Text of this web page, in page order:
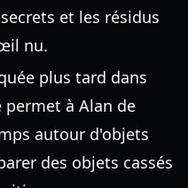
et les résidus
nu.
plus tard dans
à Alan de
autour d'objets
des objets cassés